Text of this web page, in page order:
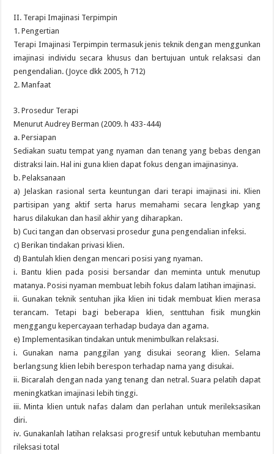
II. Terapi Imajinasi Terpimpin
1. Pengertian
Terapi Imajinasi Terpimpin termasuk jenis teknik dengan menggunkan
imajinasi individu secara khusus dan bertujuan untuk relaksasi dan
pengendalian. (Joyce dkk 2005, h 712)
2. Manfaat
3. Prosedur Terapi
Menurut Audrey Berman (2009. h 433-444)
a. Persiapan
Sediakan suatu tempat yang nyaman dan tenang yang bebas dengan
distraksi lain. Hal ini guna klien dapat fokus dengan imajinasinya.
b. Pelaksanaan
a) Jelaskan rasional serta keuntungan dari terapi imajinasi ini. Klien
partisipan yang aktif serta harus memahami secara lengkap yang
harus dilakukan dan hasil akhir yang diharapkan.
b) Cuci tangan dan observasi prosedur guna pengendalian infeksi.
c) Berikan tindakan privasi klien.
d) Bantulah klien dengan mencari posisi yang nyaman.
i. Bantu klien pada posisi bersandar dan meminta untuk menutup
matanya. Posisi nyaman membuat lebih fokus dalam latihan imajinasi.
ii. Gunakan teknik sentuhan jika klien ini tidak membuat klien merasa
terancam. Tetapi bagi beberapa klien, senttuhan fisik mungkin
menggangu kepercayaan terhadap budaya dan agama.
e) Implementasikan tindakan untuk menimbulkan relaksasi.
i. Gunakan nama panggilan yang disukai seorang klien. Selama
berlangsung klien lebih berespon terhadap nama yang disukai.
ii. Bicaralah dengan nada yang tenang dan netral. Suara pelatih dapat
meningkatkan imajinasi lebih tinggi.
iii. Minta klien untuk nafas dalam dan perlahan untuk merileksasikan
diri.
iv. Gunakanlah latihan relaksasi progresif untuk kebutuhan membantu
rileksasi total